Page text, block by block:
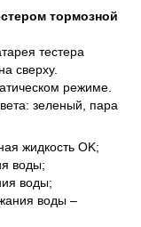
тормозной
тестера
сверху.
режиме.
зеленый, пара
жидкость OK;
воды;
воды;
воды –